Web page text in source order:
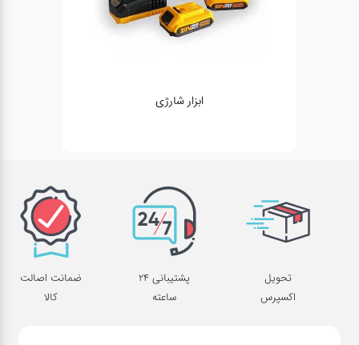
ژنراتور
تحویل
اکسپرس
پشتیبانی 24
ساعته
ضمانت اصالت
کالا